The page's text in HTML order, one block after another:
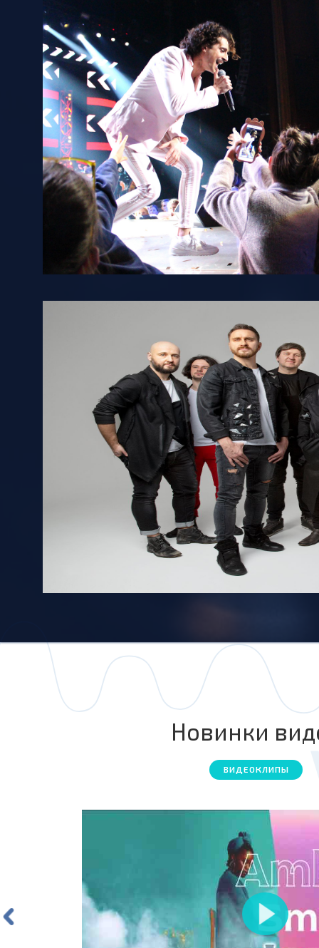
Новинки
ВИДЕОКЛИПЫ